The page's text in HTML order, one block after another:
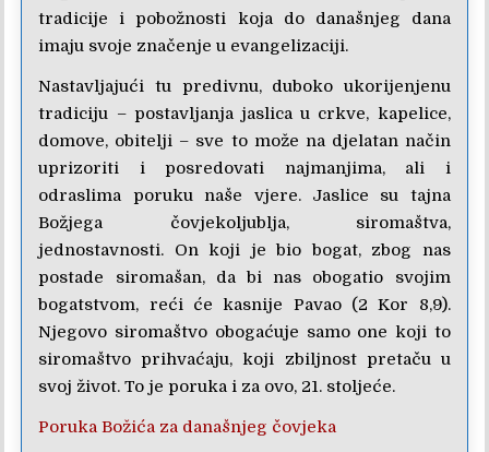
tradicije i pobožnosti koja do današnjeg dana
imaju svoje značenje u evangelizaciji.
Nastavljajući tu predivnu, duboko ukorijenjenu
tradiciju – postavljanja jaslica u crkve, kapelice,
domove, obitelji – sve to može na djelatan način
uprizoriti i posredovati najmanjima, ali i
odraslima poruku naše vjere. Jaslice su tajna
Božjega čovjekoljublja, siromaštva,
jednostavnosti. On koji je bio bogat, zbog nas
postade siromašan, da bi nas obogatio svojim
bogatstvom, reći će kasnije Pavao (2 Kor 8,9).
Njegovo siromaštvo obogaćuje samo one koji to
siromaštvo prihvaćaju, koji zbiljnost pretaču u
svoj život. To je poruka i za ovo, 21. stoljeće.
Poruka Božića za današnjeg čovjeka